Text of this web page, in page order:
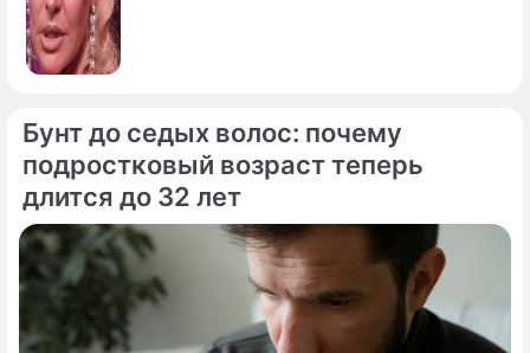
Бунт до седых волос: почему
подростковый возраст теперь
длится до 32 лет